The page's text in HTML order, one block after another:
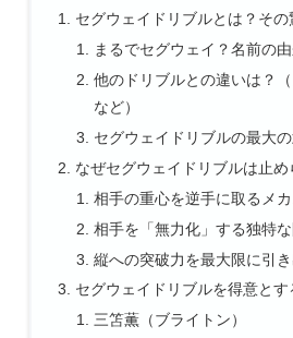
セグウェイドリブルとは？そ
まるでセグウェイ？名前の
他のドリブルとの違いは？
など）
セグウェイドリブルの最大の
なぜセグウェイドリブルは止め
相手の重心を逆手に取るメ
相手を「無力化」する独特
縦への突破力を最大限に引
セグウェイドリブルを得意とす
三笘薫（ブライトン）